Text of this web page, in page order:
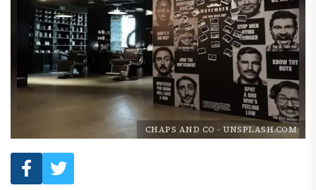
CHAPS AND CO - UNSPLASH.COM